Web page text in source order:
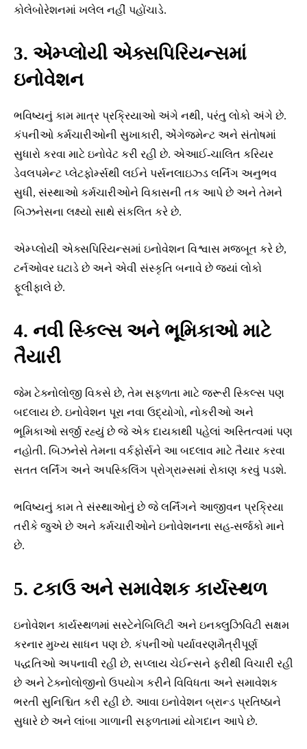
કોલેબોરેશનમાં ખલેલ નહીં પહોંચાડે.
3. એમ્પ્લોયી એક્સપિરિયન્સમાં
ઇનોવેશન
ભવિષ્યનું કામ માત્ર પ્રક્રિયાઓ અંગે નથી, પરંતુ લોકો અંગે છે.
કંપનીઓ કર્મચારીઓની સુખાકારી, એંગેજમેન્ટ અને સંતોષમાં
સુધારો કરવા માટે ઇનોવેટ કરી રહી છે. એઆઈ-ચાલિત કરિયર
ડેવલપમેન્ટ પ્લેટફોર્મ્સથી લઈને પર્સનલાઇઝ્ડ લર્નિંગ અનુભવ
સુધી, સંસ્થાઓ કર્મચારીઓને વિકાસની તક આપે છે અને તેમને
બિઝનેસના લક્ષ્યો સાથે સંકલિત કરે છે.
એમ્પ્લોયી એક્સપિરિયન્સમાં ઇનોવેશન વિશ્વાસ મજબૂત કરે છે,
ટર્નઓવર ઘટાડે છે અને એવી સંસ્કૃતિ બનાવે છે જ્યાં લોકો
ફૂલીફાલે છે.
4. નવી સ્કિલ્સ અને ભૂમિકાઓ માટે
તૈયારી
જેમ ટેક્નોલોજી વિકસે છે, તેમ સફળતા માટે જરૂરી સ્કિલ્સ પણ
બદલાય છે. ઇનોવેશન પૂરા નવા ઉદ્યોગો, નોકરીઓ અને
ભૂમિકાઓ સર્જી રહ્યું છે જે એક દાયકાથી પહેલાં અસ્તિત્વમાં પણ
નહોતી. બિઝનેસે તેમના વર્કફોર્સને આ બદલાવ માટે તૈયાર કરવા
સતત લર્નિંગ અને અપસ્કિલિંગ પ્રોગ્રામ્સમાં રોકાણ કરવું પડશે.
ભવિષ્યનું કામ તે સંસ્થાઓનું છે જે લર્નિંગને આજીવન પ્રક્રિયા
તરીકે જુએ છે અને કર્મચારીઓને ઇનોવેશનના સહ-સર્જકો માને
છે.
5. ટકાઉ અને સમાવેશક કાર્યસ્થળ
ઇનોવેશન કાર્યસ્થળમાં સસ્ટેનેબિલિટી અને ઇનક્લુઝિવિટી સક્ષમ
કરનાર મુખ્ય સાધન પણ છે. કંપનીઓ પર્યાવરણમૈત્રીપૂર્ણ
પદ્ધતિઓ અપનાવી રહી છે, સપ્લાય ચેઈન્સને ફરીથી વિચારી રહી
છે અને ટેક્નોલોજીનો ઉપયોગ કરીને વિવિધતા અને સમાવેશક
ભરતી સુનિશ્ચિત કરી રહી છે. આવા ઇનોવેશન બ્રાન્ડ પ્રતિષ્ઠાને
સુધારે છે અને લાંબા ગાળાની સફળતામાં યોગદાન આપે છે.